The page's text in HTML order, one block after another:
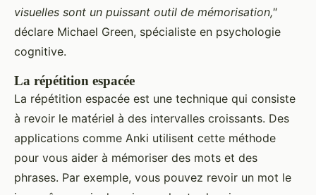
visuelles sont un puissant outil de mémorisation,"
déclare Michael Green, spécialiste en psychologie
cognitive.
La répétition espacée
La répétition espacée est une technique qui consiste
à revoir le matériel à des intervalles croissants. Des
applications comme Anki utilisent cette méthode
pour vous aider à mémoriser des mots et des
phrases. Par exemple, vous pouvez revoir un mot le